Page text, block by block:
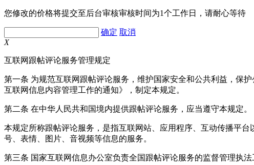
您修改的价格将提交至后台审核审核时间为1个工作日，请耐心等待
确定 取消
X
互联网跟帖评论服务管理规定
第一条 为规范互联网跟帖评论服务，维护国家安全和公共利益，保
互联网信息内容管理工作的通知》，制定本规定。
第二条 在中华人民共和国境内提供跟帖评论服务，应当遵守本规定。
本规定所称跟帖评论服务，是指互联网站、应用程序、互动传播平
号、表情、图片、音视频等信息的服务。
第三条 国家互联网信息办公室负责全国跟帖评论服务的监督管理执